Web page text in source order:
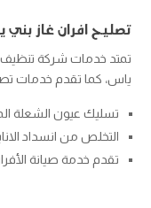
تصليح افران غاز بني
تمتد خدمات شركة تنظيف
ياس، كما تقدم خدمات
تسليك عيون الشعلة
التخلص من انسداد
تقدم خدمة صيانة